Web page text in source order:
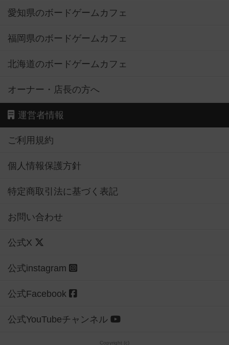
愛知県のボードゲームカフェ
福岡県のボードゲームカフェ
北海道のボードゲームカフェ
オーナー・店長の方へ
運営者情報
ご利用規約
個人情報保護方針
特定商取引法に基づく表記
お問い合わせ
公式X
公式instagram
公式Facebook
公式YouTubeチャンネル
Copyright (c)